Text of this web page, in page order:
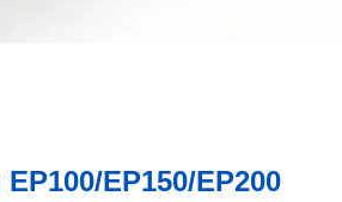
EP150/EP200